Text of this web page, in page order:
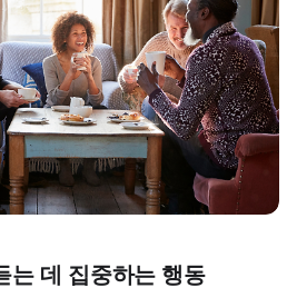
는 데 집중하는 행동